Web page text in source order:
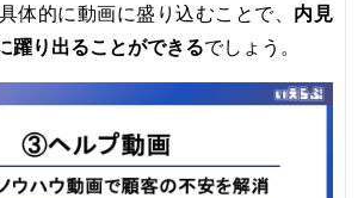
体的に動画に盛り込むことで、 内見
躍り出ることができるでしょう。